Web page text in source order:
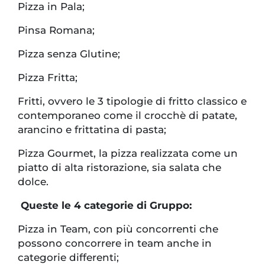
Pizza in Pala;
Pinsa Romana;
Pizza senza Glutine;
Pizza Fritta;
Fritti, ovvero le 3 tipologie di fritto classico e
contemporaneo come il crocchè di patate,
arancino e frittatina di pasta;
Pizza Gourmet, la pizza realizzata come un
piatto di alta ristorazione, sia salata che
dolce.
Queste le 4 categorie di Gruppo:
Pizza in Team, con più concorrenti che
possono concorrere in team anche in
categorie differenti;